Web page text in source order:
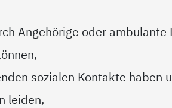
Angehörige oder ambulante
sozialen Kontakte haben
leiden,